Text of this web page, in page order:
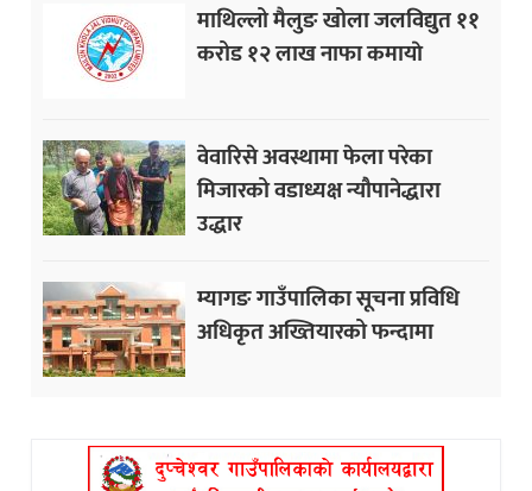
माथिल्लो मैलुङ खोला जलविद्युत ११
करोड १२ लाख नाफा कमायाे
वेवारिसे अवस्थामा फेला परेका
मिजारको वडाध्यक्ष न्यौपानेद्धारा
उद्धार
म्यागङ गाउँपालिका सूचना प्रविधि
अधिकृत अख्तियारको फन्दामा